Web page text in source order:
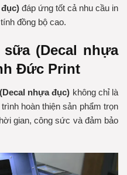
đáp ứng tốt cả nhu cầu in
đồng bộ cao.
(Decal nhựa
Đức Print
nhựa đục) không chỉ là
hoàn thiện sản phẩm trọn
gian, công sức và đảm bảo